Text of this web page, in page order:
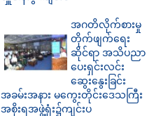
အဂတိလိုက်စားမှု
တိုက်ဖျက်ရေး
ဆိုင်ရာ အသိပညာ
ပေးရှင်းလင်း
ဆွေးနွေးခြင်း
အခမ်းအနား မကွေးတိုင်းဒေသကြီး
အစိုးရအဖွဲ့ရုံး၌ကျင်းပ